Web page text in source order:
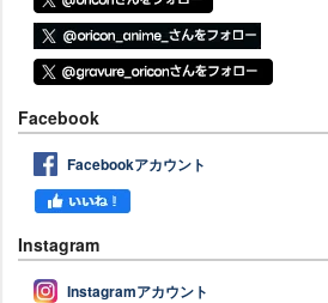
Facebook
Facebookアカウント
Instagram
Instagramアカウント